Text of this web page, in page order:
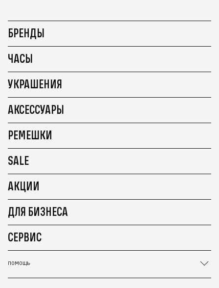
БРЕНДЫ
ЧАСЫ
УКРАШЕНИЯ
АКСЕССУАРЫ
РЕМЕШКИ
SALE
АКЦИИ
ДЛЯ БИЗНЕСА
СЕРВИС
ПОМОЩЬ